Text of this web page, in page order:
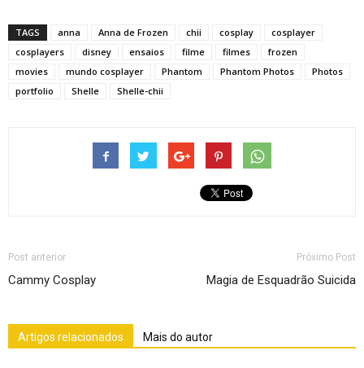
TAGS anna Anna de Frozen chii cosplay
cosplayer
cosplayers
disney ensaios filme filmes
frozen
movies
mundo cosplayer Phantom Phantom Photos
Photos
portfolio
Shelle Shelle-chii
Post anterior
Cammy Cosplay
Próximo Post
Magia de Esquadrão Suicida
Artigos relacionados Mais do autor